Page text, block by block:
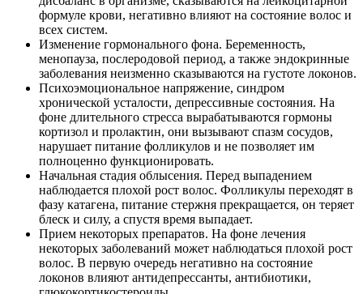
формуле крови, негативно влияют на состояние волос и
всех систем.
Изменение гормонального фона. Беременность,
менопауза, послеродовой период, а также эндокринные
заболевания неизменно сказываются на густоте локонов.
Психоэмоциональное напряжение, синдром
хронической усталости, депрессивные состояния. На
фоне длительного стресса вырабатываются гормоны
кортизол и пролактин, они вызывают спазм сосудов,
нарушает питание фолликулов и не позволяет им
полноценно функционировать.
Начальная стадия облысения. Перед выпадением
наблюдается плохой рост волос. Фолликулы переходят в
фазу катагена, питание стержня прекращается, он теряет
блеск и силу, а спустя время выпадает.
Прием некоторых препаратов. На фоне лечения
некоторых заболеваний может наблюдаться плохой рост
волос. В первую очередь негативно на состояние
локонов влияют антидепрессанты, антибиотики,